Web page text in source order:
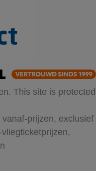
This site is protected
prijzen, exclusief